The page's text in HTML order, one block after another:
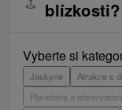
blízkosti?
Vyberte si
Jaskyne Atrakce s
Planetária a